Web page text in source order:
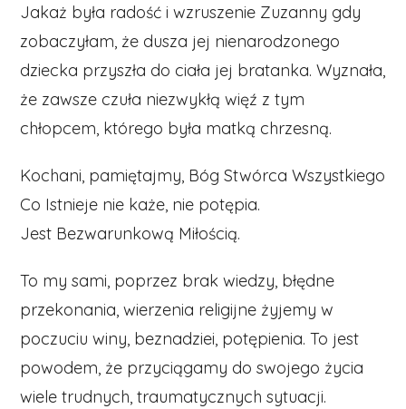
Jakaż była radość i wzruszenie Zuzanny gdy
zobaczyłam, że dusza jej nienarodzonego
dziecka przyszła do ciała jej bratanka. Wyznała,
że zawsze czuła niezwykłą więź z tym
chłopcem, którego była matką chrzesną.
Kochani, pamiętajmy, Bóg Stwórca Wszystkiego
Co Istnieje nie każe, nie potępia.
Jest Bezwarunkową Miłością.
To my sami, poprzez brak wiedzy, błędne
przekonania, wierzenia religijne żyjemy w
poczuciu winy, beznadziei, potępienia. To jest
powodem, że przyciągamy do swojego życia
wiele trudnych, traumatycznych sytuacji.